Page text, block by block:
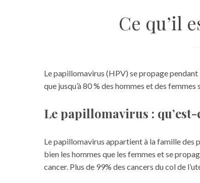
Ce qu’il
Le papillomavirus (HPV) se propage
que jusqu’à 80 % des hommes et des
Le papillomavirus : qu’est-
Le papillomavirus appartient à la famille des
bien les hommes que les femmes et se
cancer. Plus de 99% des cancers du col de